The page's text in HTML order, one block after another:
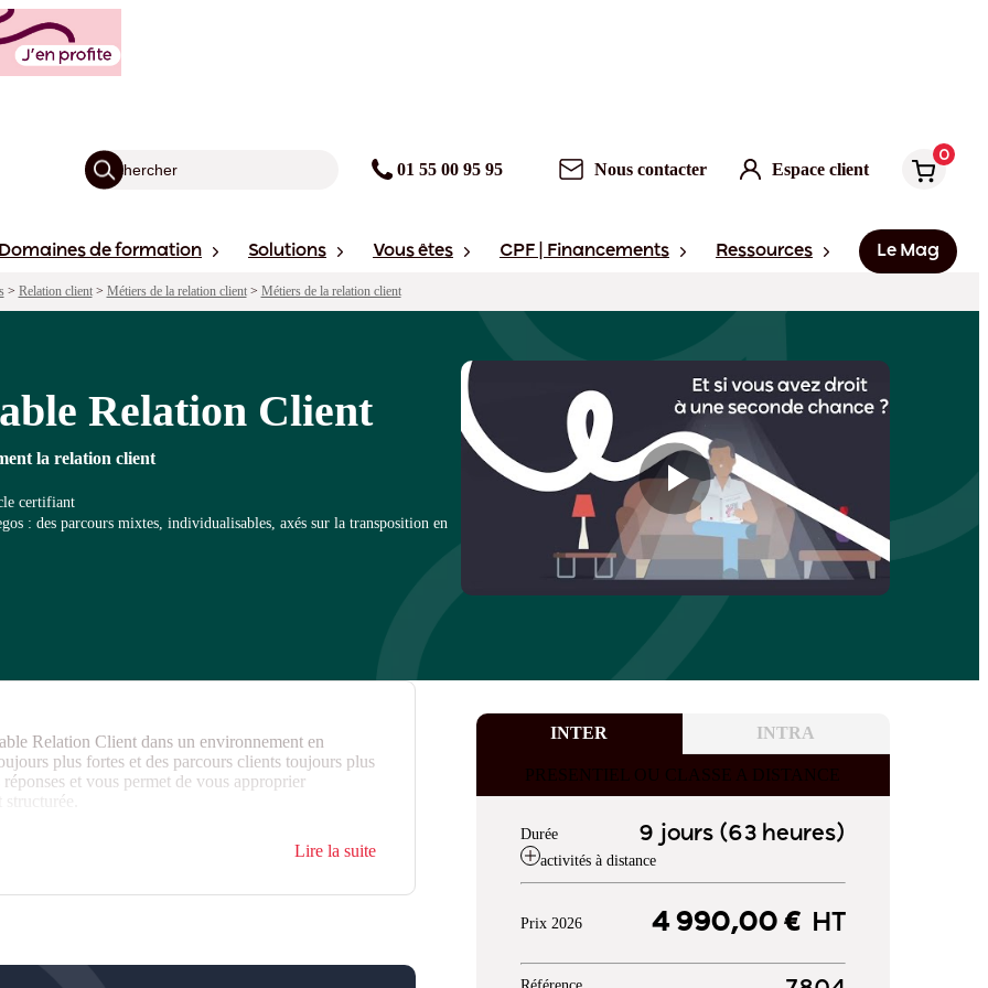
01 55 00 95 95 Nous contacter Espace client
0
Domaines de formation Solutions Vous êtes CPF | Financements Ressources Le Mag
> Relation client> Métiers de la relation client> Métiers de la relation client
Relation Client
la relation client
certifiant
: des parcours mixtes, individualisables, axés sur la transposition en
INTER INTRA
PRESENTIEL OU CLASSE A DISTANCE
Durée 9 jours (63 heures)
activités à distance
Prix 2026 4 990,00 €HT
Relation Client dans un environnement en
plus fortes et des parcours clients toujours plus
et vous permet de vous approprier
fonction de Responsable Relation Client ou mettre
des clients en matière de RSE, apports de
Relation Client (Réf. 9387).
Lire la suite
Points forts